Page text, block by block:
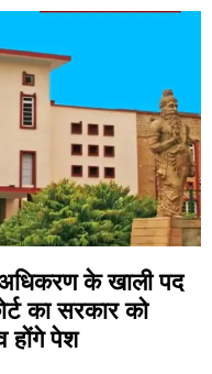
के खाली पद
का सरकार को
होंगे पेश